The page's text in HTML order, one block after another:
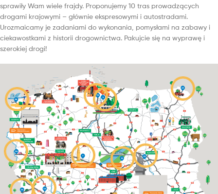
sprawiły Wam wiele frajdy. Proponujemy 10 tras prowadzących
drogami krajowymi – głównie ekspresowymi i autostradami.
Urozmaicamy je zadaniami do wykonania, pomysłami na zabawy i
ciekawostkami z historii drogownictwa. Pakujcie się na wyprawę i
szerokiej drogi!